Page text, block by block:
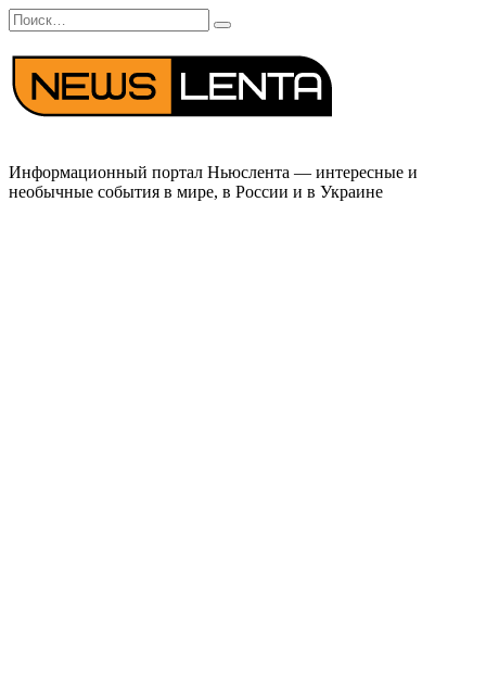
Перейти
к
содержанию
Search
for:
Информационный портал Ньюслента — интересные и
необычные события в мире, в России и в Украине